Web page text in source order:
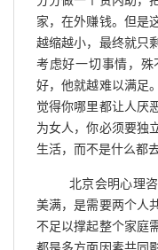
家，在外赚钱。但是
越缩越小，最终就只
考虑好一切事情，
好，他就越难以满足
觉得你哪里都让人厌
为女人，你必须要独
生活，而不是什么都
北京会明心理
美满，是需要两个人
不足以撑起整个家庭